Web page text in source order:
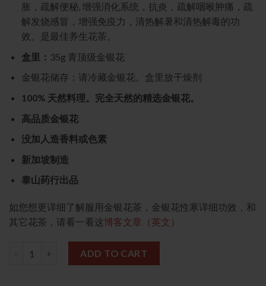
胀，疏解便秘, 增强消化系统，抗炎，疏解咽喉肿痛，疏
解发烧感冒，增强免疫力，清热解暑和清热解毒的功
效。是最佳养生花茶。
盒里： 35g 青顶级金银花
金银花储存：请冷藏金银花。盒里放干燥剂
100% 天然料理。完全天然的精选金银花。
高品质金银花
没加人造香料或色素
新加坡制造
泰山药行出品
如您想更详细了解服用金银花茶，金银花性寒详细功效，和
其它花茶，请看一看这博客文章（英文）
ADD TO CART